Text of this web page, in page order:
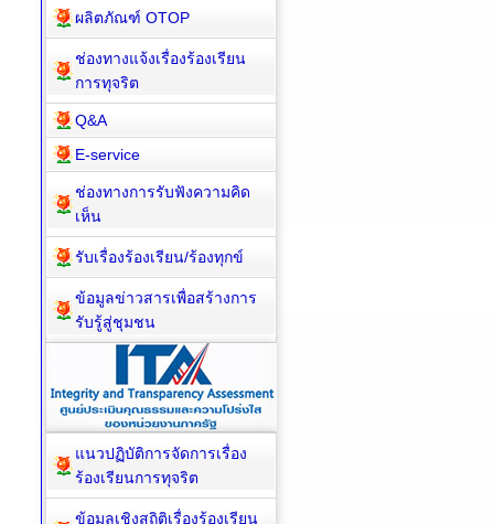
ผลิตภัณฑ์ OTOP
ช่องทางแจ้งเรื่องร้องเรียน
การทุจริต
Q&A
E-service
ช่องทางการรับฟังความคิด
เห็น
รับเรื่องร้องเรียน/ร้องทุกข์
ข้อมูลข่าวสารเพื่อสร้างการ
รับรู้สู่ชุมชน
แนวปฏิบัติการจัดการเรื่อง
ร้องเรียนการทุจริต
ข้อมูลเชิงสถิติเรื่องร้องเรียน